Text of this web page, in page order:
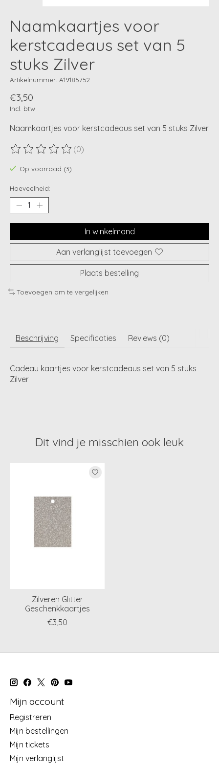
Naamkaartjes voor
kerstcadeaus set van 5
stuks Zilver
Artikelnummer: A19185752
€3,50
Incl. btw
Naamkaartjes voor kerstcadeaus set van 5 stuks Zilver
De beoordeling van dit product is
(0)
Op voorraad (3)
Hoeveelheid:
In winkelmand
Aan verlanglijst toevoegen
Plaats bestelling
Toevoegen om te vergelijken
Beschrijving Specificaties Reviews (0)
Cadeau kaartjes voor kerstcadeaus set van 5 stuks
Zilver
Dit vind je misschien ook leuk
Items van productcarrousel
Zilveren Glitter
Geschenkkaartjes
€3,50
Mijn account
Registreren
Mijn bestellingen
Mijn tickets
Mijn verlanglijst